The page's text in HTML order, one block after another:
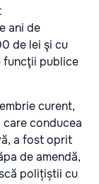
ani de
de lei şi cu
funcţii publice
curent,
conducea
a fost oprit
de amendă,
polițiștii cu